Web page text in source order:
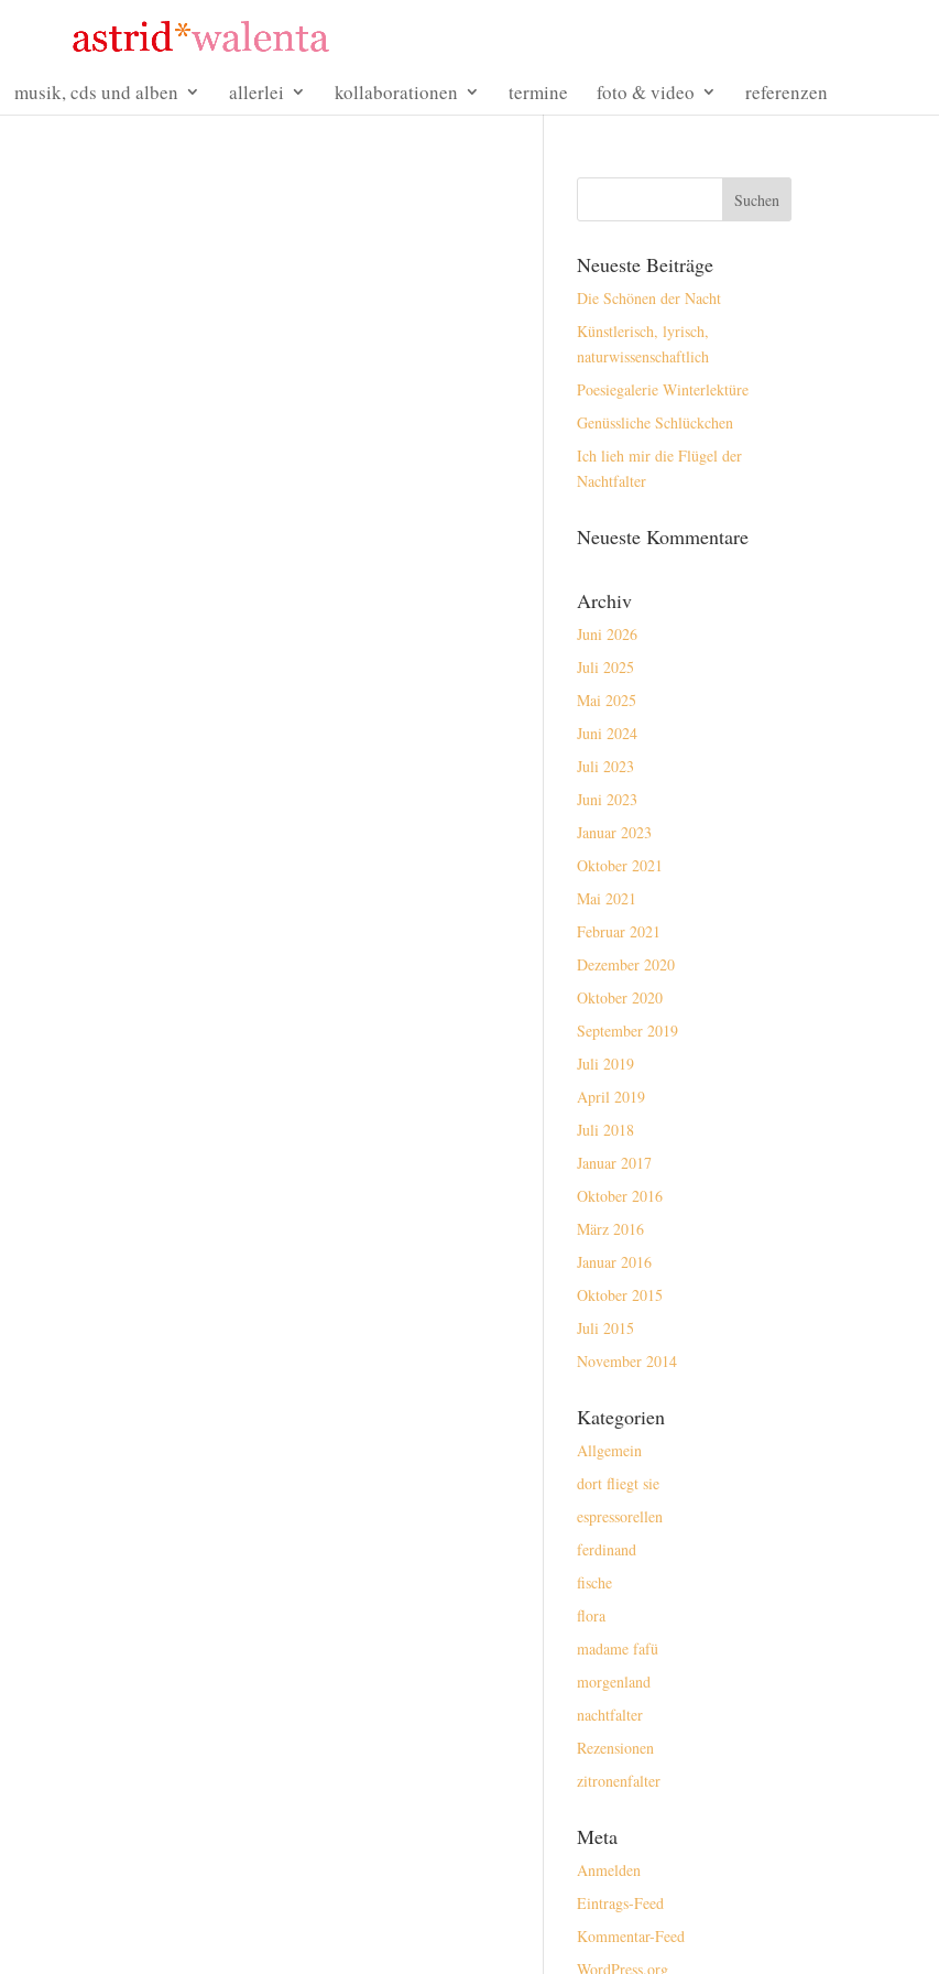
musik, cds und alben allerlei kollaborationen termine foto & video referenzen
Neueste Beiträge
Die Schönen der Nacht
Künstlerisch, lyrisch,
naturwissenschaftlich
Poesiegalerie Winterlektüre
Genüssliche Schlückchen
Ich lieh mir die Flügel der
Nachtfalter
Neueste Kommentare
Archiv
Juni 2026
Juli 2025
Mai 2025
Juni 2024
Juli 2023
Juni 2023
Januar 2023
Oktober 2021
Mai 2021
Februar 2021
Dezember 2020
Oktober 2020
September 2019
Juli 2019
April 2019
Juli 2018
Januar 2017
Oktober 2016
März 2016
Januar 2016
Oktober 2015
Juli 2015
November 2014
Kategorien
Allgemein
dort fliegt sie
espressorellen
ferdinand
fische
flora
madame fafü
morgenland
nachtfalter
Rezensionen
zitronenfalter
Meta
Anmelden
Eintrags-Feed
Kommentar-Feed
WordPress.org